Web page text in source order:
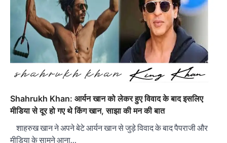
Shahrukh Khan: आर्यन खान को लेकर हुए विवाद के बाद इसलिए
मीडिया से दूर हो गए थे किंग खान, साझा की मन की बात
शाहरुख खान ने अपने बेटे आर्यन खान से जुड़े विवाद के बाद पैपराजी और
मीडिया के सामने आना…